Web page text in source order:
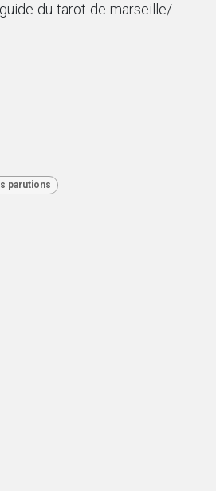
du-tarot-de-marseille/
parutions